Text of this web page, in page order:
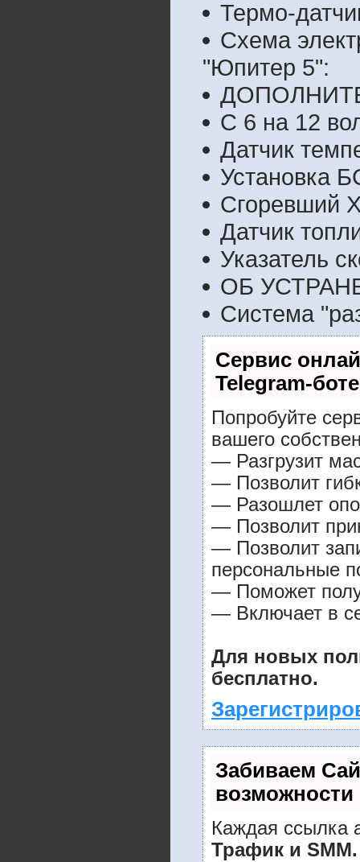
Термо-
Схема
"Юпитер 5":
С 6 на 12
Датчик
Установка
Сгоревший
Датчик
Указатель
ОБ
Система
Сервис
Telegram-боте
Попробуйте
вашего
— Разгрузит
— Позволит
— Разошлет
— Позволит
— Позволит
персональные
— Поможет
— Включает в
Для новых
бесплатно.
Забиваем
возможности
Каждая ссылка
Трафик и SMM.